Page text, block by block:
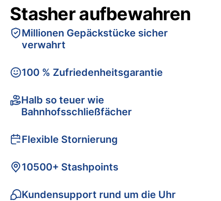
Stasher aufbewahren
Millionen Gepäckstücke sicher
verwahrt
100 % Zufriedenheitsgarantie
Halb so teuer wie
Bahnhofsschließfächer
Flexible Stornierung
10500+ Stashpoints
Kundensupport rund um die Uhr